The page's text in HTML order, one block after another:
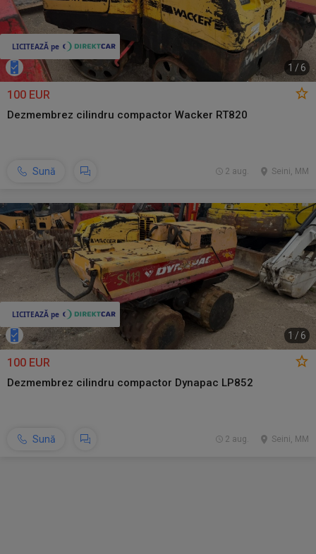
1 /6
100 EUR
Dezmembrez cilindru compactor Wacker RT820
Sună Seini, MM
2 aug.
1 /6
100 EUR
Dezmembrez cilindru compactor Dynapac LP852
Sună Seini, MM
2 aug.